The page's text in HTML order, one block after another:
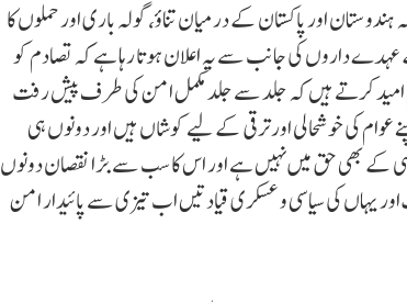
اور پاکستان کے درمیان تناؤ، گولہ باری اور حملوں کا
داروں کی جانب سے یہ اعلان ہوتا رہا ہے کہ تصادم کو
امید کرتے ہیں کہ جلد سے جلد مکمل امن کی طرف پیش رفت
کی خوشحالی اور ترقی کے لیے کوشاں ہیں اور دونوں ہی
کے بھی حق میں نہیں ہے اور اس کا سب سے بڑا نقصان دونوں
یہاں کی سیاسی و عسکری قیادتیں اب تیزی سے پائیدار امن